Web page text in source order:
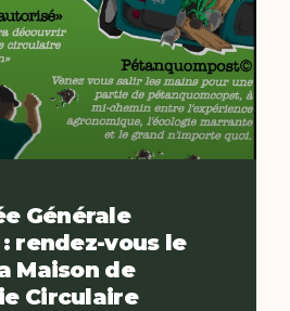
Générale
: rendez-vous le
Maison de
Circulaire